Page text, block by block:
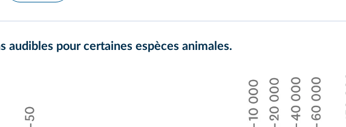
audibles pour certaines espèces animales.